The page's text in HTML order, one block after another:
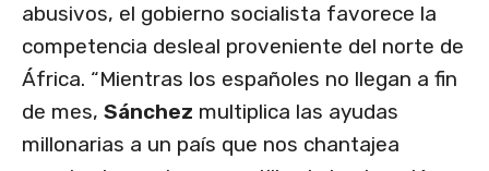
abusivos, el gobierno socialista favorece la
competencia desleal proveniente del norte de
África. “Mientras los españoles no llegan a fin
de mes, Sánchez multiplica las ayudas
millonarias a un país que nos chantajea